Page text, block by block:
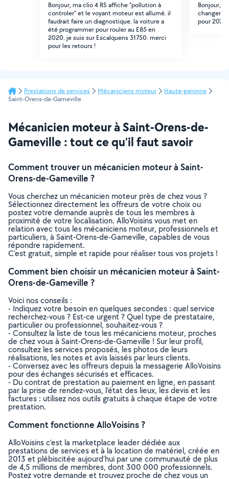
Bonjour, ma clio 4 RS affiche "pollution à
controler" et le voyant moteur est allumé. il
faudrait faire un diagnostique. la voiture a
été programmer pour rouler au E85 en
2020. je suis sur Escalquens 31750. merci
pour les retours !
Bonjour,
pour 207?
Prestations de services Mécaniciens moteur
Haute-garonne
Saint-Orens-de-Gameville
Mécanicien moteur à Saint-Orens-de-
Gameville : tout ce qu’il faut savoir
Comment trouver un mécanicien moteur à Saint-
Orens-de-Gameville ?
Vous cherchez un mécanicien moteur près de chez vous ?
Sélectionnez directement les offreurs de votre choix ou
postez votre demande auprès de tous les membres à
proximité de votre localisation. AlloVoisins vous met en
relation avec tous les mécaniciens moteur, professionnels et
particuliers, à Saint-Orens-de-Gameville, capables de vous
répondre rapidement.
C’est gratuit, simple et rapide pour réaliser tous vos projets !
Comment bien choisir un mécanicien moteur à Saint-
Orens-de-Gameville ?
Voici nos conseils :
- Indiquez votre besoin en quelques secondes : quel service
recherchez-vous ? Est-ce urgent ? Quel type de prestataire,
particulier ou professionnel, souhaitez-vous ?
- Consultez la liste de tous les mécaniciens moteur, proches
de chez vous à Saint-Orens-de-Gameville ! Sur leur profil,
consultez les services proposés, les photos de leurs
réalisations, les notes et avis laissés par leurs clients.
- Conversez avec les offreurs depuis la messagerie AlloVoisins
pour des échanges sécurisés et efficaces.
- Du contrat de prestation au paiement en ligne, en passant
par la prise de rendez-vous, l’état des lieux, les devis et les
factures : utilisez nos outils gratuits à chaque étape de votre
prestation.
Comment fonctionne AlloVoisins ?
AlloVoisins c’est la marketplace leader dédiée aux
prestations de services et à la location de matériel, créée en
2013 et plébiscitée aujourd’hui par une communauté de plus
de 4,5 millions de membres, dont 300 000 professionnels.
Postez votre demande et trouvez proche de chez vous un